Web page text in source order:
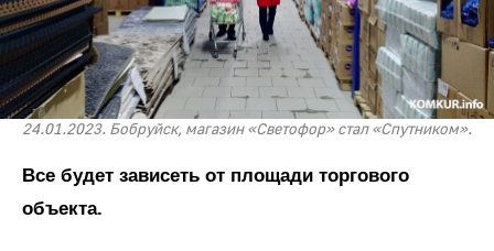
24.01.2023. Бобруйск, магазин «Светофор» стал «Спутником».
Все будет зависеть от площади торгового
объекта.